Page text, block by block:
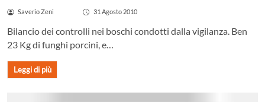
Saverio Zeni 31 Agosto 2010
Bilancio dei controlli nei boschi condotti dalla vigilanza. Ben
23 Kg di funghi porcini, e…
Leggi di più